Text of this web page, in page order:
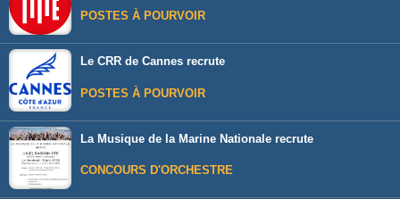
POSTES À POURVOIR
Le CRR de Cannes recrute
POSTES À POURVOIR
La Musique de la Marine Nationale recrute
CONCOURS D'ORCHESTRE